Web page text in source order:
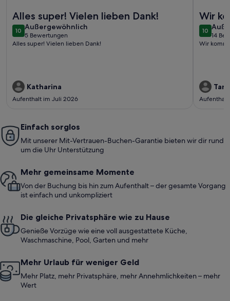
Alles super! Vielen lieben Dank!
1010 von 10
Außergewöhnlich
außergewöhnlich
5 Bewertungen
(5
bewertungen)
Alles super! Vielen lieben Dank!
Katharina
Aufenthalt im Juli 2026
Wir
1010 von
14
(14
Wir
Einfach sorglos
Mit unserer Mit-Vertrauen-Buchen-Garantie bieten wir dir rund
um die Uhr Unterstützung
Mehr gemeinsame Momente
Von der Buchung bis hin zum Aufenthalt – der gesamte Vorgang
ist einfach und unkompliziert
Die gleiche Privatsphäre wie zu Hause
Genieße Vorzüge wie eine voll ausgestattete Küche,
Waschmaschine, Pool, Garten und mehr
Mehr Urlaub für weniger Geld
Mehr Platz, mehr Privatsphäre, mehr Annehmlichkeiten – mehr
Wert